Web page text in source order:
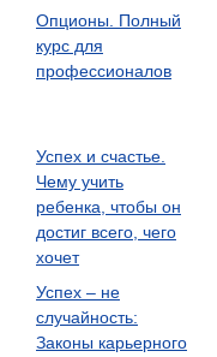
Опционы. Полный
курс для
профессионалов
Успех и счастье.
Чему учить
ребенка, чтобы он
достиг всего, чего
хочет
Успех – не
случайность:
Законы карьерного